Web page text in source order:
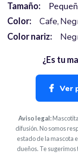
Tamaño:
Color:
Cafe
Color nariz:
¿Es tu
Ver
Aviso legal:
difusión. No somos
estado de la mascota
dueños. Te